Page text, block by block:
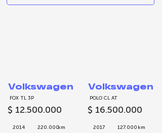
Volkswagen
FOX TL 3P
$ 12.500.000
2014 220.000km
Volkswagen
POLO CL AT
$ 16.500.000
2017 127.000 km